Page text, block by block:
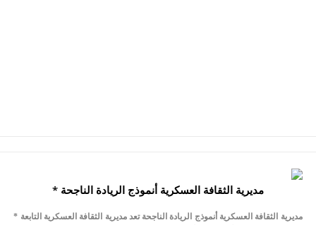
* مديرية الثقافة العسكرية أنموذج الريادة الناجحة
* مديرية الثقافة العسكرية أنموذج الريادة الناجحة تعد مديرية الثقافة العسكرية التابعة